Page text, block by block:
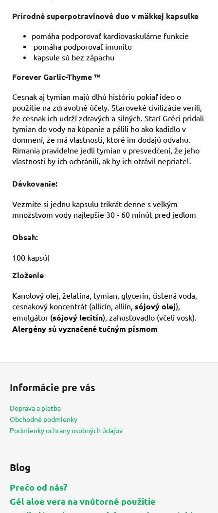
Prírodné superpotravinové duo v mäkkej kapsulke
pomáha podporovať kardiovaskulárne funkcie
pomáha podporovať imunitu
kapsule sú bez zápachu
Forever Garlic-Thyme ™
Cesnak aj tymian majú dlhú históriu pokiaľ ideo o
použitie na zdravotné účely. Staroveké civilizácie verili,
že cesnak ich udrží zdravých a silných. Starí Gréci pridali
tymian do vody na kúpanie a pálili ho ako kadidlo v
domnení, že má vlastnosti, ktoré im dodajú odvahu.
Rimania pravidelne jedli tymian v presvedčení, že jeho
vlastnosti by ich ochránili, ak by ich otrávil nepriateľ.
Dávkovanie:
Vezmite si jednu kapsulu trikrát denne s velkým
množstvom vody najlepšie 30 - 60 minút pred jedlom
Obsah:
100 kapsúl
Zloženie
Kanolový olej, želatína, tymian, glycerín, čistená voda,
cesnakový koncentrát (allicín, alliín, sójový olej),
emulgátor (sójový lecitín), zahusťovadlo (včelí vosk).
Alergény sú vyznačené tučným písmom
Informácie pre vás
Doprava a platba
Obchodné podmienky
Podmienky ochrany osobných údajov
Blog
Prečo od nás?
Gél aloe vera na vnútorné použitie